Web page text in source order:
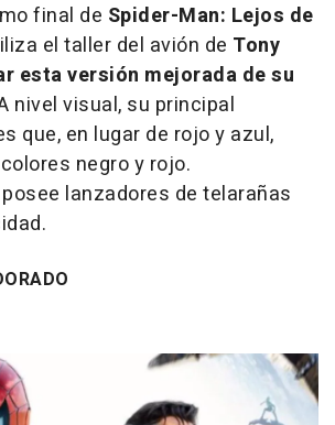
final de Spider-Man: Lejos de
el taller del avión de Tony
esta versión mejorada de su
nivel visual, su principal
que, en lugar de rojo y azul,
negro y rojo.
lanzadores de telarañas